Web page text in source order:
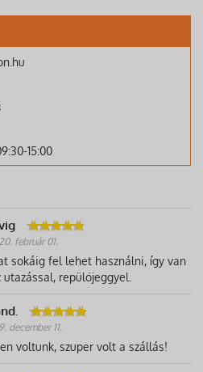
15:00
február 01.
sokáig fel lehet használni, így van
repülőjeggyel.
december 11.
voltunk, szuper volt a szállás!